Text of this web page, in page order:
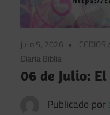
julio 5, 2026 CCDIOS /
Diaria Biblia
06 de Julio:
Publicado por